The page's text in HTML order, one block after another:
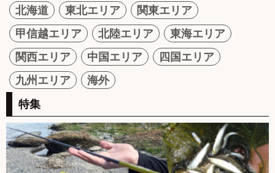
北海道 東北エリア
関東エリア
甲信越エリア
北陸エリア
東海エリア
関西エリア
中国エリア
四国エリア
九州エリア
海外
特集